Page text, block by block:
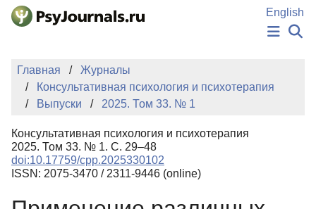
Перейти к основному содержанию
English
НОВОСТИ
АВТОРЫ
КЛЮЧЕВЫЕ СЛОВА
Регистрация
Главная
Журналы
Консультативная психология и психотерапия
Выпуски
2025. Том 33. № 1
Консультативная психология и психотерапия
2025. Том 33. № 1. С. 29–48
doi:10.17759/cpp.2025330102
ISSN: 2075-3470 / 2311-9446 (online)